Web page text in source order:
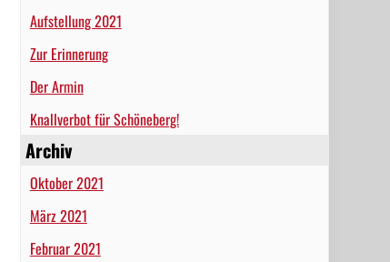
Aufstellung 2021
Zur Erinnerung
Der Armin
Knallverbot für Schöneberg!
Archiv
Oktober 2021
März 2021
Februar 2021